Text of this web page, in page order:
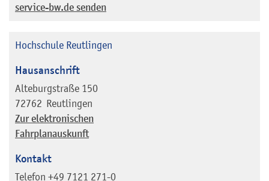
service-bw.de senden
Hochschule Reutlingen
Hausanschrift
Alteburgstraße 150
72762 Reutlingen
Zur elektronischen
Fahrplanauskunft
Kontakt
Telefon +49 7121 271-0